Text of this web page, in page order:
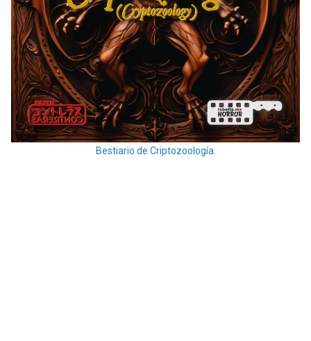
Bestiario de Criptozoología.